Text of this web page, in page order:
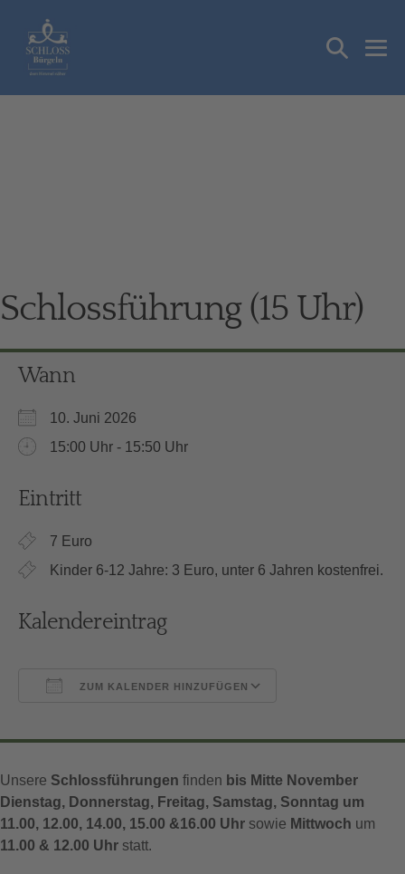
Inhalt
springen
Suche-
Schlossführung (15 Uhr)
Wann
10. Juni 2026
15:00 Uhr - 15:50 Uhr
Eintritt
7 Euro
Kinder 6-12 Jahre: 3 Euro, unter 6 Jahren kostenfrei.
Kalendereintrag
ZUM KALENDER HINZUFÜGEN
Unsere Schlossführungen finden bis Mitte November
Dienstag, Donnerstag, Freitag, Samstag, Sonntag um
11.00, 12.00, 14.00, 15.00 &16.00 Uhr sowie Mittwoch um
11.00 & 12.00 Uhr statt.